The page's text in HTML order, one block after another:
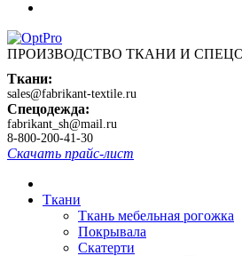
ПРОИЗВОДСТВО ТКАНИ И
Ткани:
sales@fabrikant-textile.ru
Спецодежда:
fabrikant_sh@mail.ru
8-800-200-41-30
Скачать прайс-лист
Ткани
Ткань мебельная рогожка
Покрывала
Скатерти